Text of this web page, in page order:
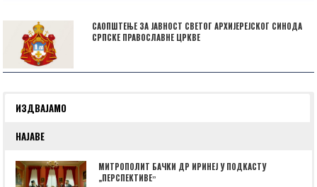
САОПШТЕЊЕ ЗА ЈАВНОСТ СВЕТОГ АРХИЈЕРЕЈСКОГ СИНОДА
СРПСКЕ ПРАВОСЛАВНЕ ЦРКВЕ
ИЗДВАЈАМО
НАЈАВЕ
МИТРОПОЛИТ БАЧКИ ДР ИРИНЕЈ У ПОДКАСТУ
„ПЕРСПЕКТИВЕˮ